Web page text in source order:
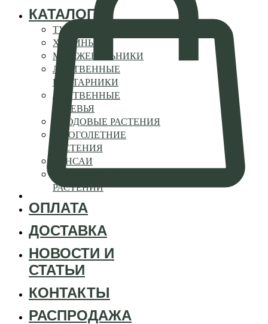
КАТАЛОГ
ТУИ
ХВОЙНЫЕ
МОЖЖЕВЕЛЬНИКИ
ЛИСТВЕННЫЕ
КУСТАРНИКИ
ЛИСТВЕННЫЕ
ДЕРЕВЬЯ
ПЛОДОВЫЕ РАСТЕНИЯ
МНОГОЛЕТНИЕ
РАСТЕНИЯ
БОНСАИ
РАСТЕНИЙ
ОПЛАТА
ДОСТАВКА
НОВОСТИ И
СТАТЬИ
КОНТАКТЫ
РАСПРОДАЖА